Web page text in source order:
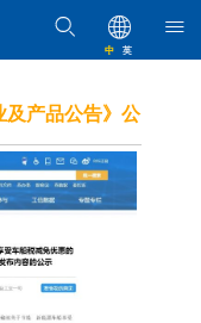
中 英
及产品公告》公